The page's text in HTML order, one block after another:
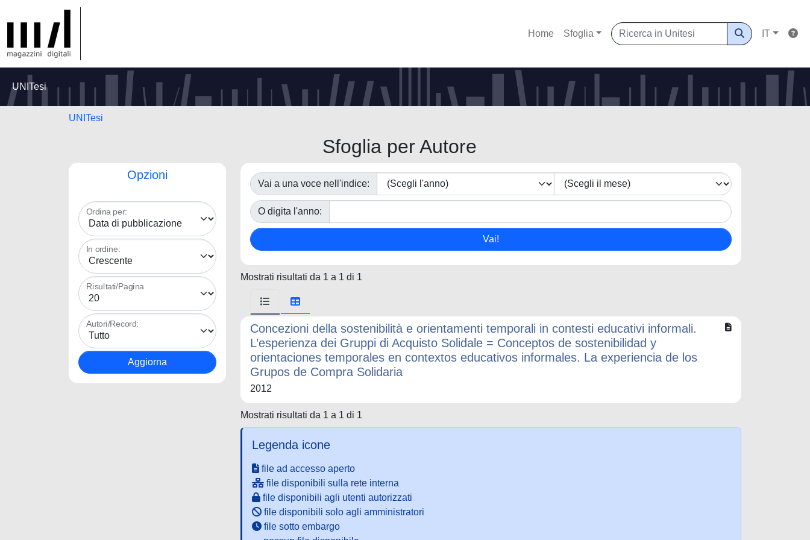
Home Sfoglia IT
UNITesi
UNITesi
Sfoglia per Autore
Opzioni
Ordina per:
In ordine:
Risultati/Pagina
Autori/Record:
Vai a una voce nell'indice:
O digita l'anno:
Mostrati risultati da 1 a 1 di 1
Concezioni della sostenibilità e orientamenti temporali in contesti educativi informali.
L’esperienza dei Gruppi di Acquisto Solidale = Conceptos de sostenibilidad y
orientaciones temporales en contextos educativos informales. La experiencia de los
Grupos de Compra Solidaria
2012
Mostrati risultati da 1 a 1 di 1
Legenda icone
file ad accesso aperto
file disponibili sulla rete interna
file disponibili agli utenti autorizzati
file disponibili solo agli amministratori
file sotto embargo